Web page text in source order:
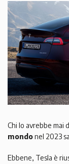
Chi lo avrebbe mai
mondonel 2023
Ebbene, Tesla è